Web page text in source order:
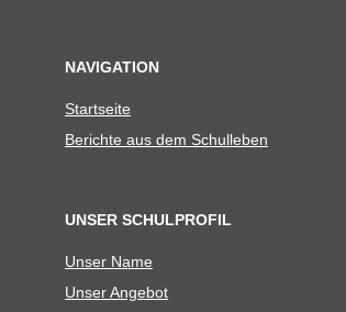
NAVIGATION
Start­seite
Berichte aus dem Schulleben
UNSER SCHULPROFIL
Unser Name
Unser Ange­bot